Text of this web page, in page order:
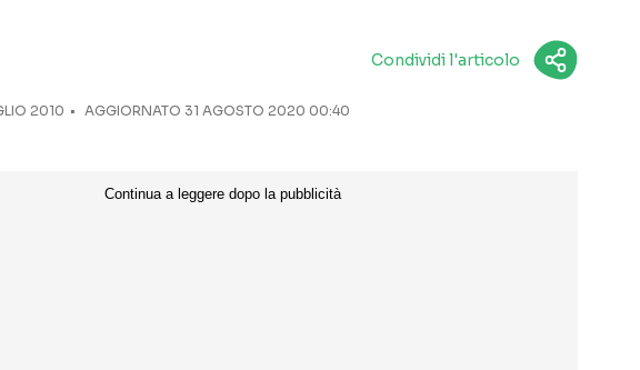
Condividi l'articolo
2010 AGGIORNATO 31 AGOSTO 2020 00:40